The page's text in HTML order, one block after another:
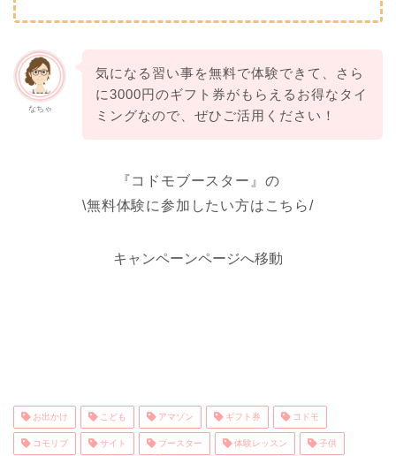
なちゃ
気になる習い事を無料で体験できて、さら
に3000円のギフト券がもらえるお得なタイ
ミングなので、ぜひご活用ください！
『コドモブースター』の
\無料体験に参加したい方はこちら/
キャンペーンページへ移動
お出かけ こども アマゾン ギフト券 コドモ
コモリブ サイト ブースター 体験レッスン 子供